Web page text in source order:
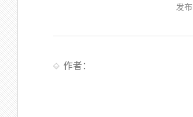
发
作者：